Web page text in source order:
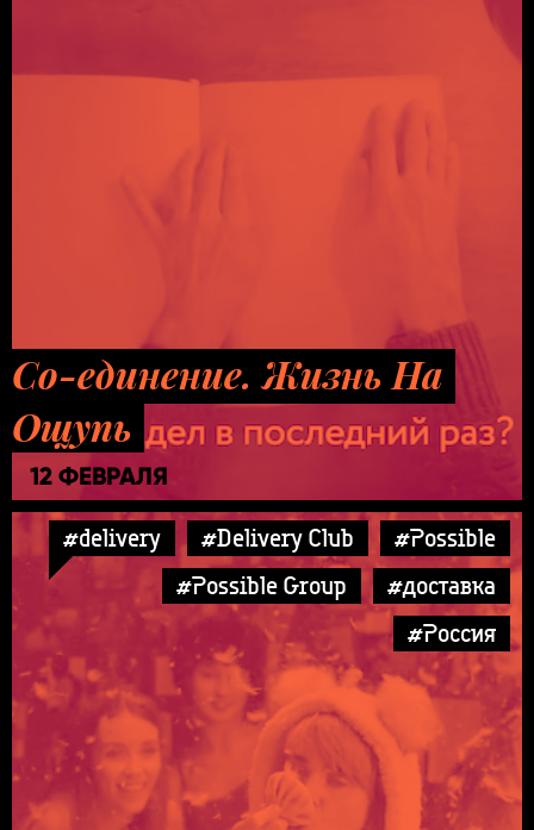
Со-единение. Жизнь На
Ощупь
12 ФЕВРАЛЯ
#delivery #Delivery Club
#Possible
#Possible Group
#доставка
#Россия